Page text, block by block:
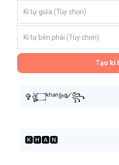
Tạo kí
✞ঔৣ۝ᵏʰᵃⁿ༻꧂
🅺🅷🅰🅽